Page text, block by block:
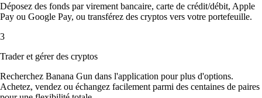
Déposez des fonds par virement bancaire, carte de crédit/débit, Apple
Pay ou Google Pay, ou transférez des cryptos vers votre portefeuille.
3
Trader et gérer des cryptos
Recherchez Banana Gun dans l'application pour plus d'options.
Achetez, vendez ou échangez facilement parmi des centaines de paires